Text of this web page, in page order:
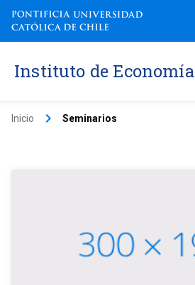
Instituto de Economía
Inicio keyboard_arrow_right Seminarios